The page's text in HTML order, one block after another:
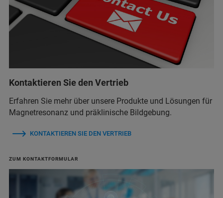
Kontaktieren Sie den Vertrieb
Erfahren Sie mehr über unsere Produkte und Lösungen für
Magnetresonanz und präklinische Bildgebung.
KONTAKTIEREN SIE DEN VERTRIEB
ZUM KONTAKTFORMULAR